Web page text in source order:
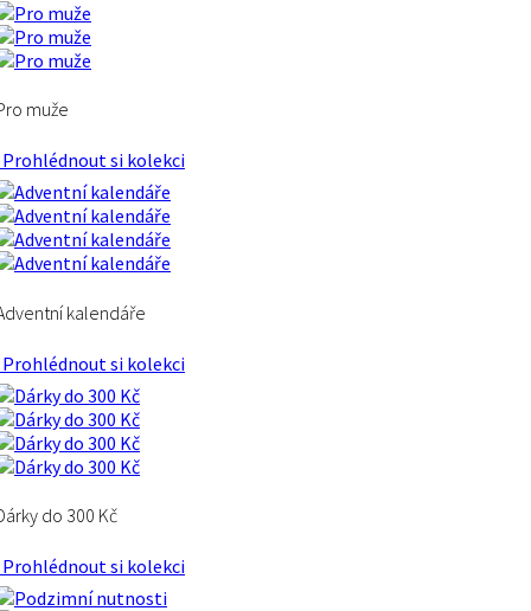
muže
si kolekci
kalendáře
si kolekci
do 300 Kč
si kolekci